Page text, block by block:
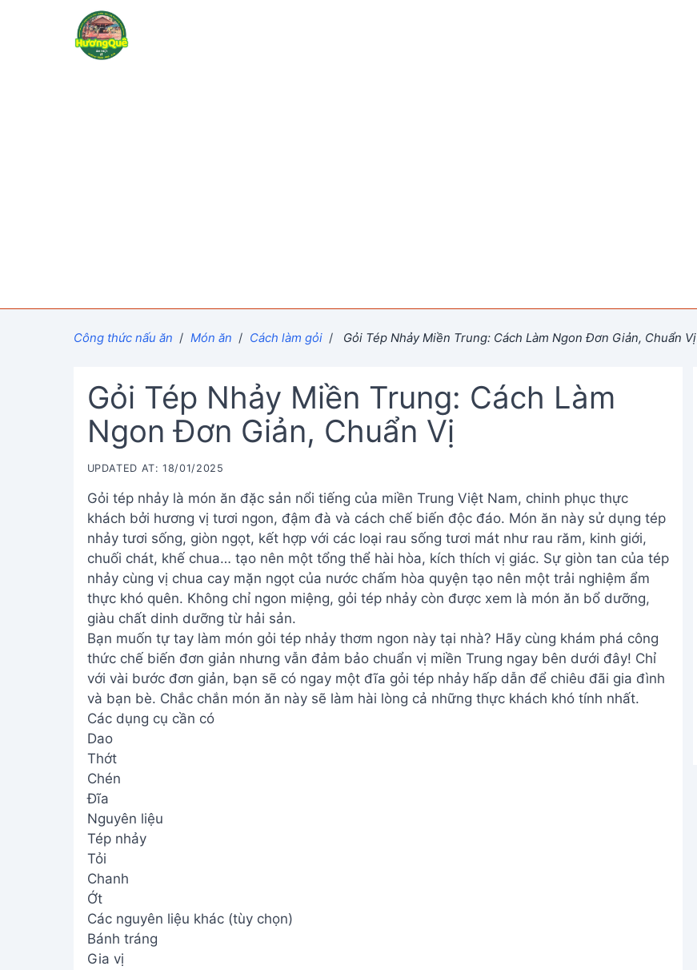
Công thức nấu ăn / Món ăn / Cách làm gỏi / Gỏi Tép Nhảy Miền Trung: Cách Làm Ngon Đơn Giản, Chuẩn Vị
Gỏi Tép Nhảy Miền Trung: Cách Làm
Ngon Đơn Giản, Chuẩn Vị
UPDATED AT: 18/01/2025
Gỏi tép nhảy là món ăn đặc sản nổi tiếng của miền Trung Việt Nam, chinh phục thực
khách bởi hương vị tươi ngon, đậm đà và cách chế biến độc đáo. Món ăn này sử dụng tép
nhảy tươi sống, giòn ngọt, kết hợp với các loại rau sống tươi mát như rau răm, kinh giới,
chuối chát, khế chua… tạo nên một tổng thể hài hòa, kích thích vị giác. Sự giòn tan của tép
nhảy cùng vị chua cay mặn ngọt của nước chấm hòa quyện tạo nên một trải nghiệm ẩm
thực khó quên. Không chỉ ngon miệng, gỏi tép nhảy còn được xem là món ăn bổ dưỡng,
giàu chất dinh dưỡng từ hải sản.
Bạn muốn tự tay làm món gỏi tép nhảy thơm ngon này tại nhà? Hãy cùng khám phá công
thức chế biến đơn giản nhưng vẫn đảm bảo chuẩn vị miền Trung ngay bên dưới đây! Chỉ
với vài bước đơn giản, bạn sẽ có ngay một đĩa gỏi tép nhảy hấp dẫn để chiêu đãi gia đình
và bạn bè. Chắc chắn món ăn này sẽ làm hài lòng cả những thực khách khó tính nhất.
Các dụng cụ cần có
Dao
Thớt
Chén
Đĩa
Nguyên liệu
Tép nhảy
Tỏi
Chanh
Ớt
Các nguyên liệu khác (tùy chọn)
Bánh tráng
Gia vị